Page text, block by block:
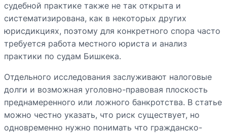
судебной практике также не так открыта и
систематизирована, как в некоторых других
юрисдикциях, поэтому для конкретного спора часто
требуется работа местного юриста и анализ
практики по судам Бишкека.
Отдельного исследования заслуживают налоговые
долги и возможная уголовно-правовая плоскость
преднамеренного или ложного банкротства. В статье
можно честно указать, что риск существует, но
одновременно нужно понимать что гражданско-